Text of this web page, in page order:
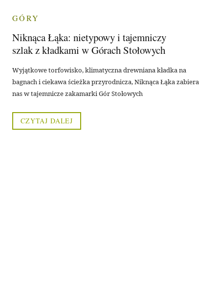
GÓRY
Niknąca Łąka: nietypowy i tajemniczy
szlak z kładkami w Górach Stołowych
Wyjątkowe torfowisko, klimatyczna drewniana kładka na
bagnach i ciekawa ścieżka przyrodnicza, Niknąca Łąka zabiera
nas w tajemnicze zakamarki Gór Stołowych
CZYTAJ DALEJ